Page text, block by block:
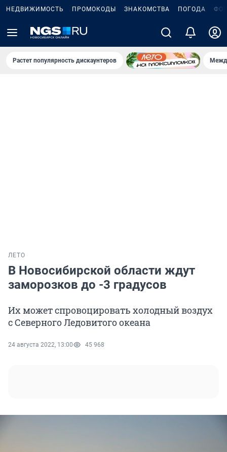
НЕДВИЖИМОСТЬ ПРОМОКОДЫ ЗНАКОМСТВА ПОГОДА
Растет популярность дискаунтеров
ЛЕТО
В Новосибирской области ждут
заморозков до -3 градусов
Их может спровоцировать холодный воздух
с Северного Ледовитого океана
24 августа 2022, 13:00 45 968